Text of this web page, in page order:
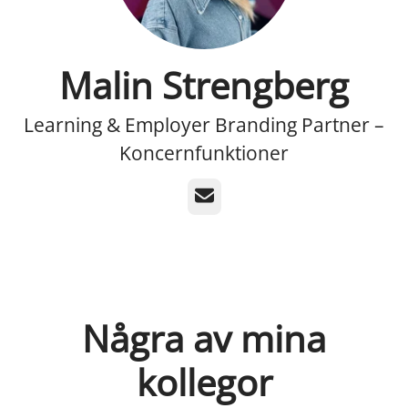
Malin Strengberg
Learning & Employer Branding Partner –
Koncernfunktioner
E-post
Några av mina
kollegor